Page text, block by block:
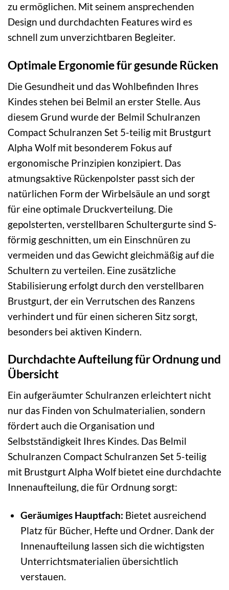
zu ermöglichen. Mit seinem ansprechenden
Design und durchdachten Features wird es
schnell zum unverzichtbaren Begleiter.
Optimale Ergonomie für gesunde Rücken
Die Gesundheit und das Wohlbefinden Ihres
Kindes stehen bei Belmil an erster Stelle. Aus
diesem Grund wurde der Belmil Schulranzen
Compact Schulranzen Set 5-teilig mit Brustgurt
Alpha Wolf mit besonderem Fokus auf
ergonomische Prinzipien konzipiert. Das
atmungsaktive Rückenpolster passt sich der
natürlichen Form der Wirbelsäule an und sorgt
für eine optimale Druckverteilung. Die
gepolsterten, verstellbaren Schultergurte sind S-
förmig geschnitten, um ein Einschnüren zu
vermeiden und das Gewicht gleichmäßig auf die
Schultern zu verteilen. Eine zusätzliche
Stabilisierung erfolgt durch den verstellbaren
Brustgurt, der ein Verrutschen des Ranzens
verhindert und für einen sicheren Sitz sorgt,
besonders bei aktiven Kindern.
Durchdachte Aufteilung für Ordnung und
Übersicht
Ein aufgeräumter Schulranzen erleichtert nicht
nur das Finden von Schulmaterialien, sondern
fördert auch die Organisation und
Selbstständigkeit Ihres Kindes. Das Belmil
Schulranzen Compact Schulranzen Set 5-teilig
mit Brustgurt Alpha Wolf bietet eine durchdachte
Innenaufteilung, die für Ordnung sorgt:
Geräumiges Hauptfach: Bietet ausreichend
Platz für Bücher, Hefte und Ordner. Dank der
Innenaufteilung lassen sich die wichtigsten
Unterrichtsmaterialien übersichtlich
verstauen.